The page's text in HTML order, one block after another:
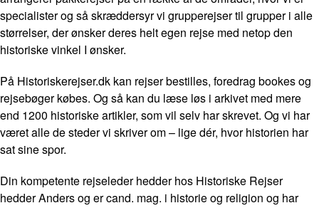
specialister og så skræddersyr vi grupperejser til grupper i alle
størrelser, der ønsker deres helt egen rejse med netop den
historiske vinkel I ønsker.
På Historiskerejser.dk kan rejser bestilles, foredrag bookes og
rejsebøger købes. Og så kan du læse løs i arkivet med mere
end 1200 historiske artikler, som vil selv har skrevet. Og vi har
været alle de steder vi skriver om – lige dér, hvor historien har
sat sine spor.
Din kompetente rejseleder hedder hos Historiske Rejser
hedder Anders og er cand. mag. i historie og religion og har